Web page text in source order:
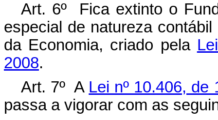
Art. 6º Fica extinto o
especial de natureza
da Economia, criado pela
2008.
Art. 7º A Lei nº 10.406, de
passa a vigorar com as